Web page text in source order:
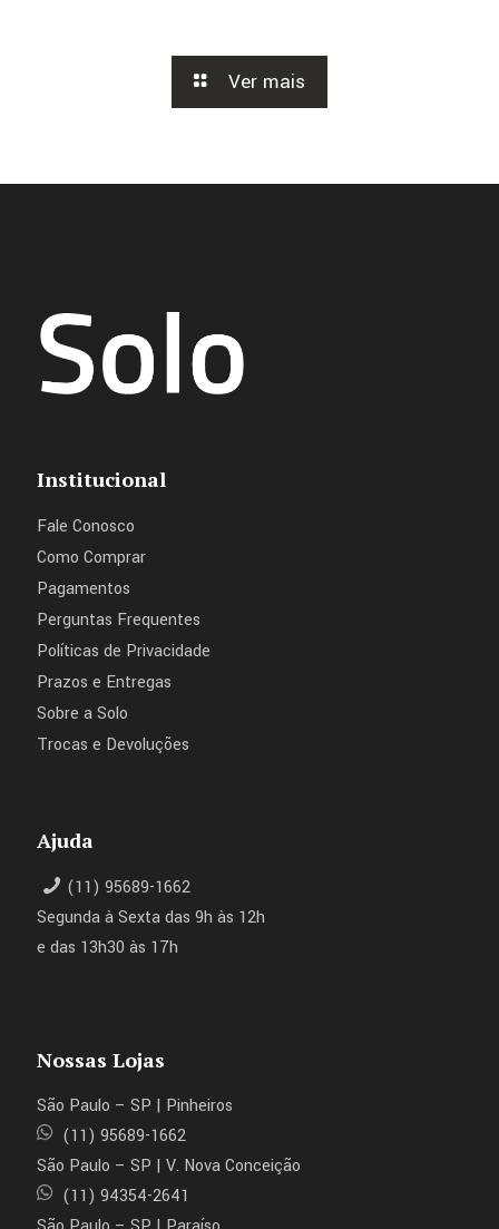
Ver mais
Institucional
Fale Conosco
Como Comprar
Pagamentos
Perguntas Frequentes
Políticas de Privacidade
Prazos e Entregas
Sobre a Solo
Trocas e Devoluções
Ajuda
(11) 95689-1662
Segunda à Sexta das 9h às 12h
e das 13h30 às 17h
Nossas Lojas
São Paulo – SP | Pinheiros
(11) 95689-1662
São Paulo – SP | V. Nova Conceição
(11) 94354-2641